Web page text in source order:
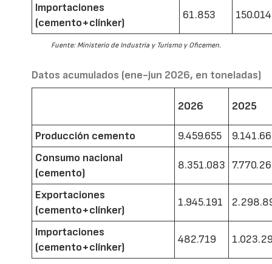
Importaciones
(cemento+clínker)
61.853 150.014
Fuente: Ministerio de Industria y Turismo y Oficemen.
Datos acumulados (ene-jun 2026, en toneladas)
2026 2025
Producción cemento 9.459.655
Consumo nacional
(cemento)
8.351.083
Exportaciones
(cemento+clínker)
1.945.191
Importaciones
(cemento+clínker)
482.719